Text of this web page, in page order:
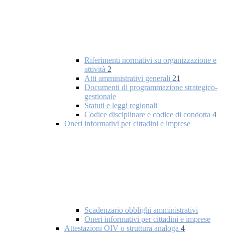
Riferimenti normativi su organizzazione e
attività 2
Atti amministrativi generali 21
Documenti di programmazione strategico-
gestionale
Statuti e leggi regionali
Codice disciplinare e codice di condotta 4
Oneri informativi per cittadini e imprese
Scadenzario obblighi amministrativi
Oneri informativi per cittadini e imprese
Attestazioni OIV o struttura analoga 4